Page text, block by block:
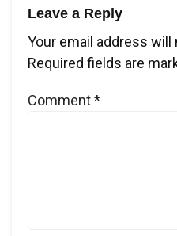
Leave a Reply
Your email address will
Required fields are
Comment*